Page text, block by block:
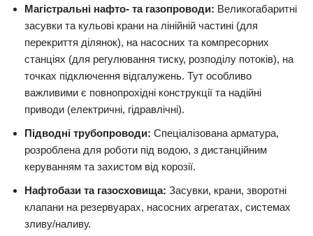
Магістральні нафто- та газопроводи: Великогабаритні
засувки та кульові крани на лінійній частині (для
перекриття ділянок), на насосних та компресорних
станціях (для регулювання тиску, розподілу потоків), на
точках підключення відгалужень. Тут особливо
важливими є повнопрохідні конструкції та надійні
приводи (електричні, гідравлічні).
Підводні трубопроводи: Спеціалізована арматура,
розроблена для роботи під водою, з дистанційним
керуванням та захистом від корозії.
Нафтобази та газосховища: Засувки, крани, зворотні
клапани на резервуарах, насосних агрегатах, системах
зливу/наливу.